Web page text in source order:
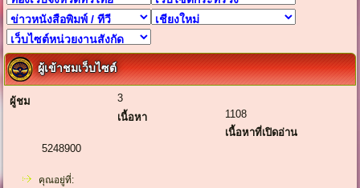
ผู้เข้าชมเว็บไซต์
ผู้ชม
3
เนื้อหา
1108
เนื้อหาที่เปิดอ่าน
5248900
คุณอยู่ที่: